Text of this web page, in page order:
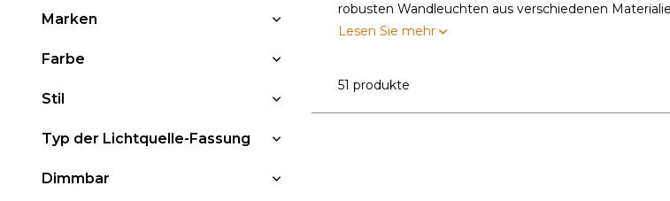
Marken
Farbe
Stil
Typ der Lichtquelle-Fassung
Dimmbar
robusten Wandleuchten aus verschiedenen
Lesen Sie mehr
51 produkte